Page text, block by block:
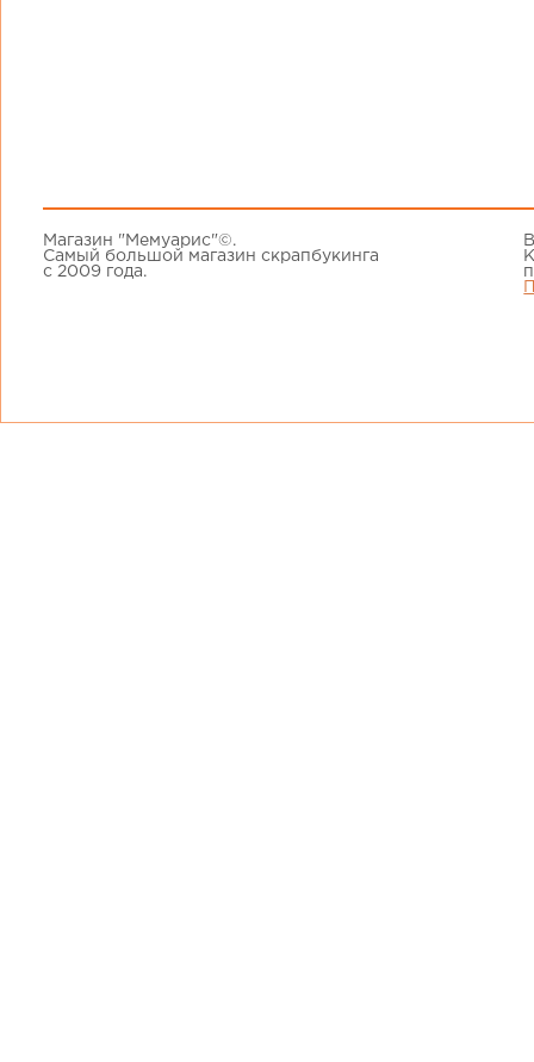
Магазин "Мемуарис"©.
Самый большой магазин скрапбукинга
с 2009 года.